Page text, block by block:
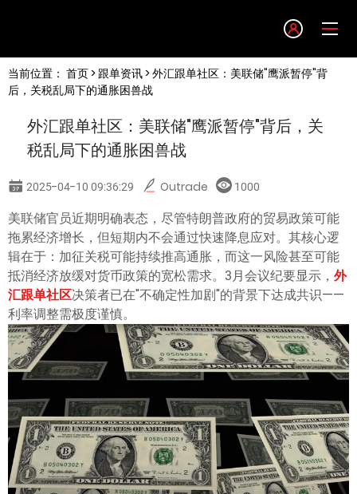
English
简体中文
한글
日本語
Tiếng việt
ไทย
当前位置： 首页> 跟单资讯> 外汇跟单社区：美联储"鹰派暂停"背
后，关税乱局下的通胀困兽战
外汇跟单社区：美联储"鹰派暂停"背后，关
税乱局下的通胀困兽战
2025-04-10 09:36:29 Outrade 1000
美联储官员近期明确表态，尽管特朗普政府的贸易政策可能
拖累经济增长，但短期内不会通过快速降息应对。其核心逻
辑在于：加征关税可能持续推高通胀，而这一风险甚至可能
抵消经济放缓对货币政策的宽松需求。3月会议纪要显示， 外
汇跟单社区决策者已在"不确定性加剧"的背景下达成共识——
利率调整需极度谨慎。